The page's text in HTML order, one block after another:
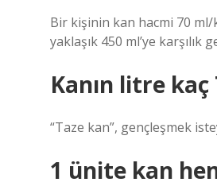
Bir kişinin kan hacmi 70 ml/
yaklaşık 450 ml’ye karşılık
Kanın litre kaç
“Taze kan”, gençleşmek
1 ünite kan